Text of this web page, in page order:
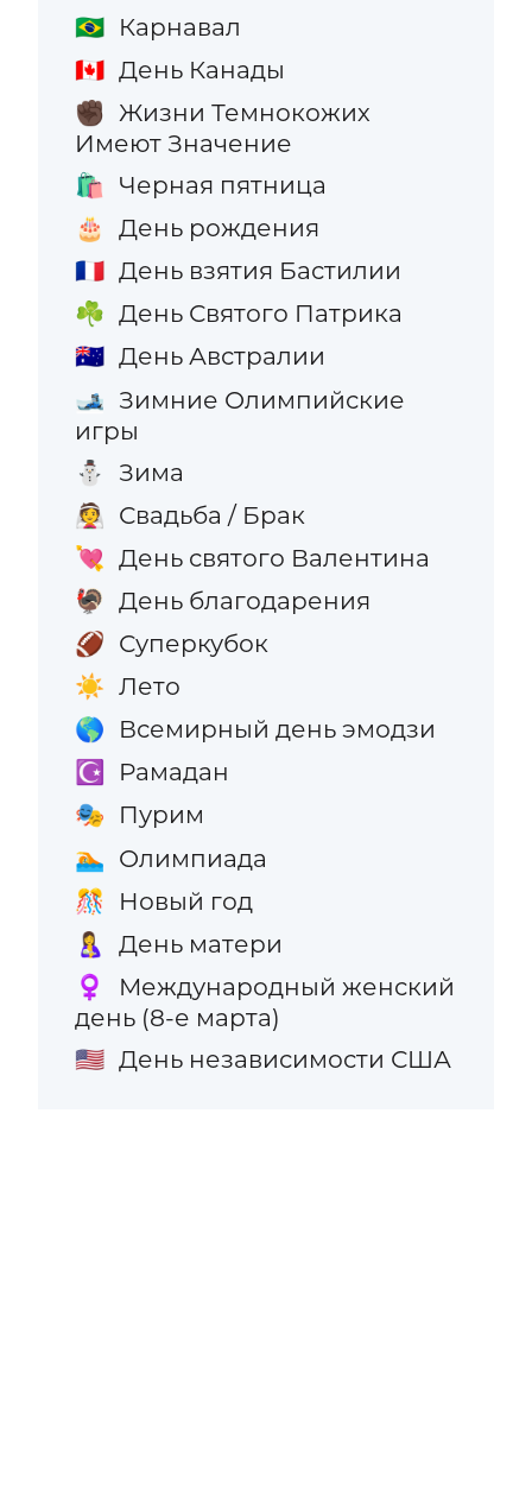
🇧🇷 Карнавал
🇨🇦 День Канады
✊🏿 Жизни Темнокожих
Имеют Значение
🛍️ Черная пятница
🎂 День рождения
🇫🇷 День взятия Бастилии
☘️ День Святого Патрика
🇦🇺 День Австралии
🎿 Зимние Олимпийские
игры
⛄ Зима
👰 Свадьба / Брак
💘 День святого Валентина
🦃 День благодарения
🏈 Суперкубок
☀️ Лето
🌎 Всемирный день эмодзи
☪️ Рамадан
🎭 Пурим
🏊 Олимпиада
🎊 Новый год
🤱 День матери
♀️
Международный женский
день (8-е марта)
🇺🇸 День независимости США